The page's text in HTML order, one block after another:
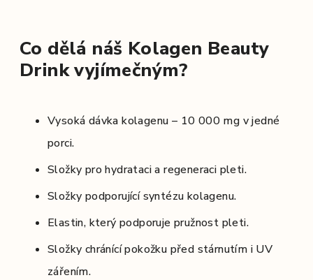
Co dělá náš Kolagen Beauty
Drink vyjímečným?
Vysoká dávka kolagenu – 10 000 mg v jedné
porci.
Složky pro hydrataci a regeneraci pleti.
Složky podporující syntézu kolagenu.
Elastin, který podporuje pružnost pleti.
Složky chránící pokožku před stárnutím i UV
zářením.